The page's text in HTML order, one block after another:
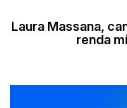
Laura Massana,
renda